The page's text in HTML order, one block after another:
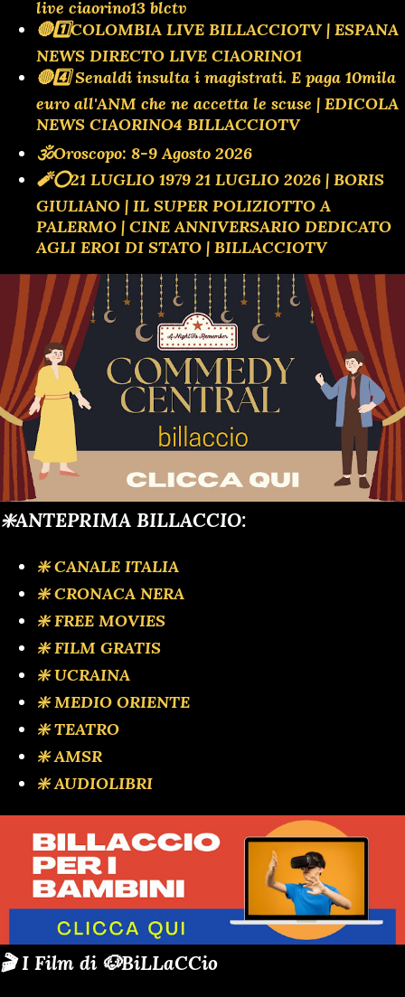
live ciaorino13 blctv
🔴1️⃣COLOMBIA LIVE BILLACCIOTV | ESPANA
NEWS DIRECTO LIVE CIAORINO1
🔴4️⃣ Senaldi insulta i magistrati. E paga 10mila
euro all'ANM che ne accetta le scuse | EDICOLA
NEWS CIAORINO4 BILLACCIOTV
🕉Oroscopo: 8-9 Agosto 2026
🧨⭕️21 LUGLIO 1979 21 LUGLIO 2026 | BORIS
GIULIANO | IL SUPER POLIZIOTTO A
PALERMO | CINE ANNIVERSARIO DEDICATO
AGLI EROI DI STATO | BILLACCIOTV
❇️ANTEPRIMA BILLACCIO:
❇️ CANALE ITALIA
❇️ CRONACA NERA
❇️ FREE MOVIES
❇️ FILM GRATIS
❇️ UCRAINA
❇️ MEDIO ORIENTE
❇️ TEATRO
❇️ AMSR
❇️ AUDIOLIBRI
🎬 I Film di 🐶BiLLaCCio